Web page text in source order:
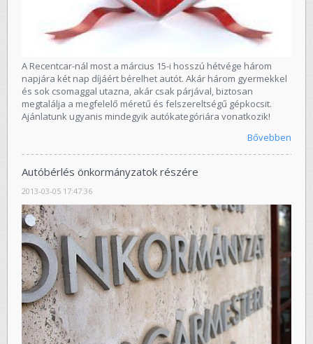
A Recentcar-nál most a március 15-i hosszú hétvége három
napjára két nap díjáért bérelhet autót. Akár három gyermekkel
és sok csomaggal utazna, akár csak párjával, biztosan
megtalálja a megfelelő méretű és felszereltségű gépkocsit.
Ajánlatunk ugyanis mindegyik autókategóriára vonatkozik!
Bővebben
Autóbérlés önkormányzatok részére
2013-03-05 17:47:36